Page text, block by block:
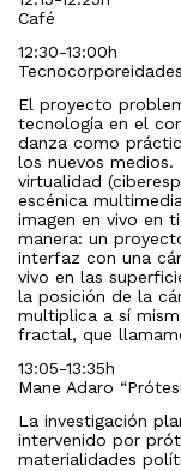
Café
12:30-13:00h
El proyecto
tecnología en el
danza como
los nuevos
virtualidad
escénica
imagen en vivo en
manera: un
interfaz con una
vivo en las
la posición de la
multiplica a sí
fractal, que
13:05-13:35h
Mane Adaro
La investigación
intervenido por
materialidades